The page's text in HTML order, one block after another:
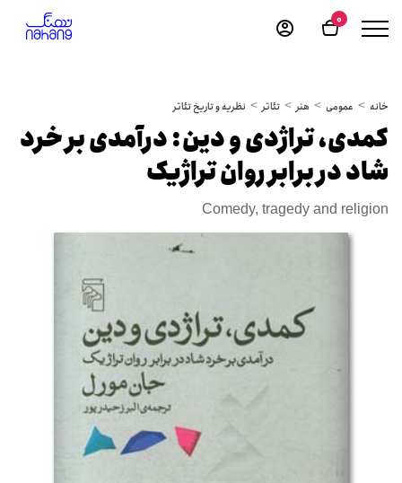
0
خانه عمومی هنر تئاتر نظریه و تاریخ تئاتر
کمدی، تراژدی و دین: درآمدی بر خرد
شاد در برابر روان تراژیک
Comedy, tragedy and religion